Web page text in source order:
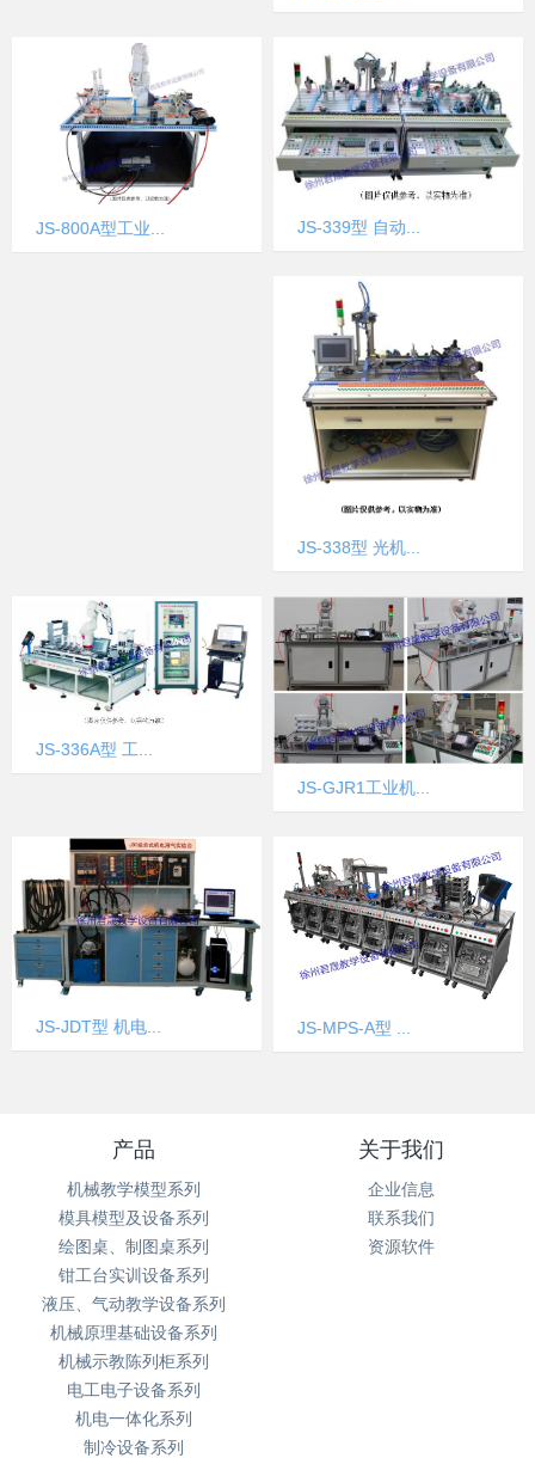
JS-800A型工业... JS-339型 自动...
JS-338型 光机...
JS-336A型 工...
JS-GJR1工业机...
JS-JDT型 机电... JS-MPS-A型 ...
产品
机械教学模型系列
模具模型及设备系列
绘图桌、制图桌系列
钳工台实训设备系列
液压、气动教学设备系列
机械原理基础设备系列
机械示教陈列柜系列
电工电子设备系列
机电一体化系列
制冷设备系列
关于我们
企业信息
联系我们
资源软件